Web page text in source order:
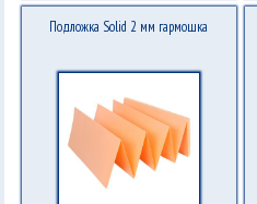
Подложка Solid 2 мм гармошка